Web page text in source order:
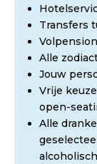
Transfers
Alle
Jouw
Vrije
open-
Alle